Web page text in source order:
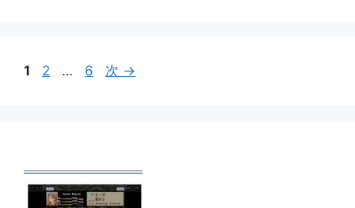
ペ
1
ペ
2 …
ペ
6 次 →